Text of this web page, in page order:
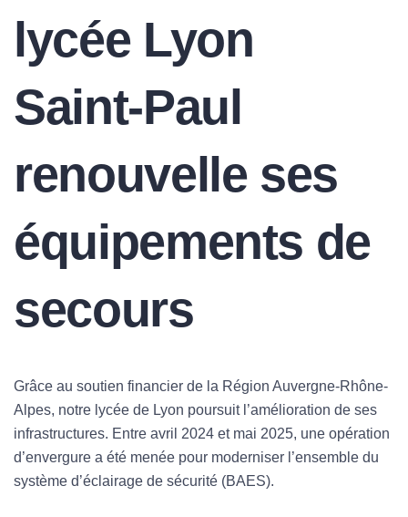
lycée Lyon
Saint-Paul
renouvelle ses
équipements de
secours
Grâce au soutien financier de la Région Auvergne-Rhône-
Alpes, notre lycée de Lyon poursuit l’amélioration de ses
infrastructures. Entre avril 2024 et mai 2025, une opération
d’envergure a été menée pour moderniser l’ensemble du
système d’éclairage de sécurité (BAES).